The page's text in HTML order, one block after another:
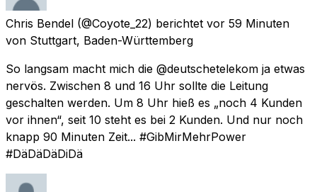
Chris Bendel (@Coyote_22) berichtet vor 59 Minuten
von Stuttgart, Baden-Württemberg
So langsam macht mich die @deutschetelekom ja etwas
nervös. Zwischen 8 und 16 Uhr sollte die Leitung
geschalten werden. Um 8 Uhr hieß es „noch 4 Kunden
vor ihnen“, seit 10 steht es bei 2 Kunden. Und nur noch
knapp 90 Minuten Zeit... #GibMirMehrPower
#DäDäDäDiDä